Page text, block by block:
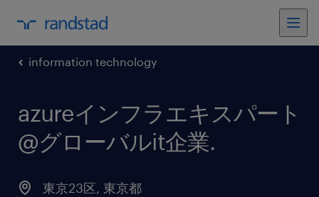
information technology
azureインフラエキスパート
@グローバルit企業.
東京23区, 東京都